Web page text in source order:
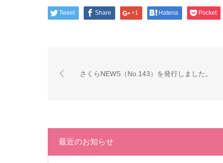
Tweet Share +1 Hatena Pocket
さくらNEWS（No.143）を発行しました。
最近のお知らせ